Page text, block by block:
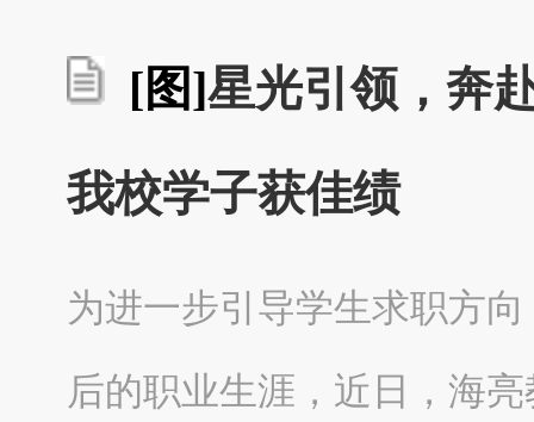
[图]星光引领，奔
我校学子获佳绩
为进一步引导学生求职方
后的职业生涯，近日，海